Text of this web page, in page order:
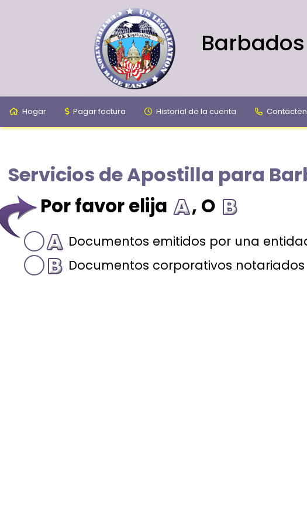
Hogar Pagar factura Historial de la cuenta
Servicios de Apostilla para
Por favor elija , O
Documentos emitidos por una
Documentos corporativos